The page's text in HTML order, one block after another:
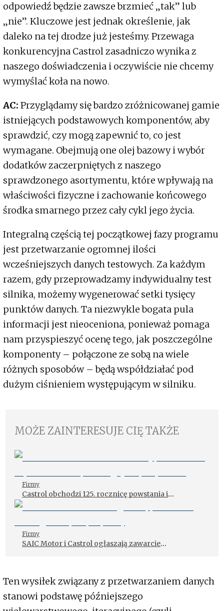
odpowiedź będzie zawsze brzmieć „tak” lub
„nie”. Kluczowe jest jednak określenie, jak
daleko na tej drodze już jesteśmy. Przewaga
konkurencyjna Castrol zasadniczo wynika z
naszego doświadczenia i oczywiście nie chcemy
wymyślać koła na nowo.
AC: Przyglądamy się bardzo zróżnicowanej gamie
istniejących podstawowych komponentów, aby
sprawdzić, czy mogą zapewnić to, co jest
wymagane. Obejmują one olej bazowy i wybór
dodatków zaczerpniętych z naszego
sprawdzonego asortymentu, które wpływają na
właściwości fizyczne i zachowanie końcowego
środka smarnego przez cały cykl jego życia.
Integralną częścią tej początkowej fazy programu
jest przetwarzanie ogromnej ilości
wcześniejszych danych testowych. Za każdym
razem, gdy przeprowadzamy indywidualny test
silnika, możemy wygenerować setki tysięcy
punktów danych. Ta niezwykle bogata pula
informacji jest nieoceniona, ponieważ pomaga
nam przyspieszyć ocenę tego, jak poszczególne
komponenty – połączone ze sobą na wiele
różnych sposobów – będą współdziałać pod
dużym ciśnieniem występującym w silniku.
MOŻE ZAINTERESUJE CIĘ TAKŻE
Firmy
Castrol obchodzi 125. rocznicę powstania i
wyznacza nową strategię na przyszłość
Firmy
SAIC Motor i Castrol ogłaszają zawarcie
Ten wysiłek związany z przetwarzaniem danych
stanowi podstawę późniejszego